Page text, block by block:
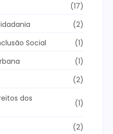
(17)
(2)
Social
(1)
(1)
(2)
dos
(1)
(2)